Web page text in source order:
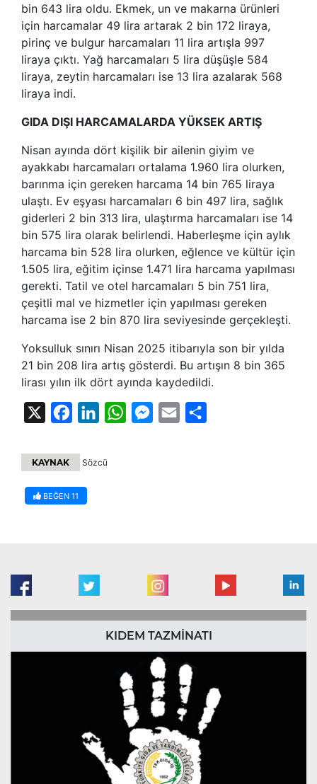
bin 643 lira oldu. Ekmek, un ve makarna ürünleri
için harcamalar 49 lira artarak 2 bin 172 liraya,
pirinç ve bulgur harcamaları 11 lira artışla 997
liraya çıktı. Yağ harcamaları 5 lira düşüşle 584
liraya, zeytin harcamaları ise 13 lira azalarak 568
liraya indi.
GIDA DIŞI HARCAMALARDA YÜKSEK ARTIŞ
Nisan ayında dört kişilik bir ailenin giyim ve
ayakkabı harcamaları ortalama 1.960 lira olurken,
barınma için gereken harcama 14 bin 765 liraya
ulaştı. Ev eşyası harcamaları 6 bin 497 lira, sağlık
giderleri 2 bin 313 lira, ulaştırma harcamaları ise 14
bin 575 lira olarak belirlendi. Haberleşme için aylık
harcama bin 528 lira olurken, eğlence ve kültür için
1.505 lira, eğitim içinse 1.471 lira harcama yapılması
gerekti. Tatil ve otel harcamaları 5 bin 751 lira,
çeşitli mal ve hizmetler için yapılması gereken
harcama ise 2 bin 870 lira seviyesinde gerçekleşti.
Yoksulluk sınırı Nisan 2025 itibarıyla son bir yılda
21 bin 208 lira artış gösterdi. Bu artışın 8 bin 365
lirası yılın ilk dört ayında kaydedildi.
FacebookLinkedInWhatsAppMessenger
Email
KAYNAK Sözcü
BEĞEN 11
KIDEM TAZMİNATI